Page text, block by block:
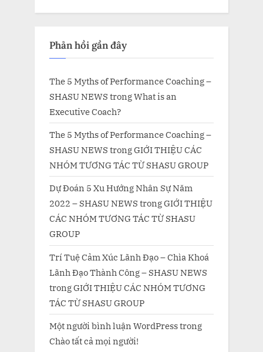
Phản hồi gần đây
The 5 Myths of Performance Coaching –
SHASU NEWS trongWhat is an
Executive Coach?
The 5 Myths of Performance Coaching –
SHASU NEWS trongGIỚI THIỆU CÁC
NHÓM TƯƠNG TÁC TỪ SHASU GROUP
Dự Đoán 5 Xu Hướng Nhân Sự Năm
2022 – SHASU NEWS trongGIỚI THIỆU
CÁC NHÓM TƯƠNG TÁC TỪ SHASU
GROUP
Trí Tuệ Cảm Xúc Lãnh Đạo – Chìa Khoá
Lãnh Đạo Thành Công – SHASU NEWS
trongGIỚI THIỆU CÁC NHÓM TƯƠNG
TÁC TỪ SHASU GROUP
Một người bình luận WordPresstrong
Chào tất cả mọi người!